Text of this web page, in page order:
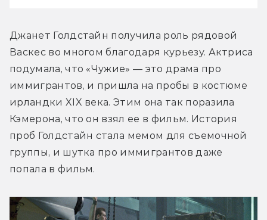
Джанет Голдстайн получила роль рядовой
Васкес во многом благодаря курьезу. Актриса
подумала, что «Чужие» — это драма про
иммигрантов, и пришла на пробы в костюме
ирландки XIX века. Этим она так поразила
Кэмерона, что он взял ее в фильм. История
проб Голдстайн стала мемом для съемочной
группы, и шутка про иммигрантов даже
попала в фильм.